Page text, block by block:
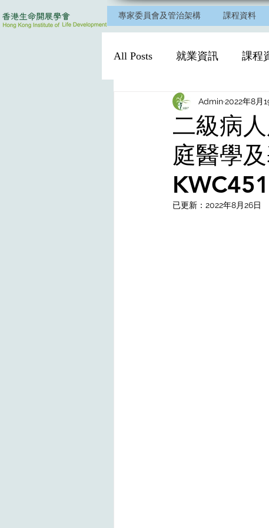
專家委員會及管治架構 課程資料
All Posts 就業資訊 課程
二級病
庭醫學
Admin2022年8月
已更新： 2022年8月26日